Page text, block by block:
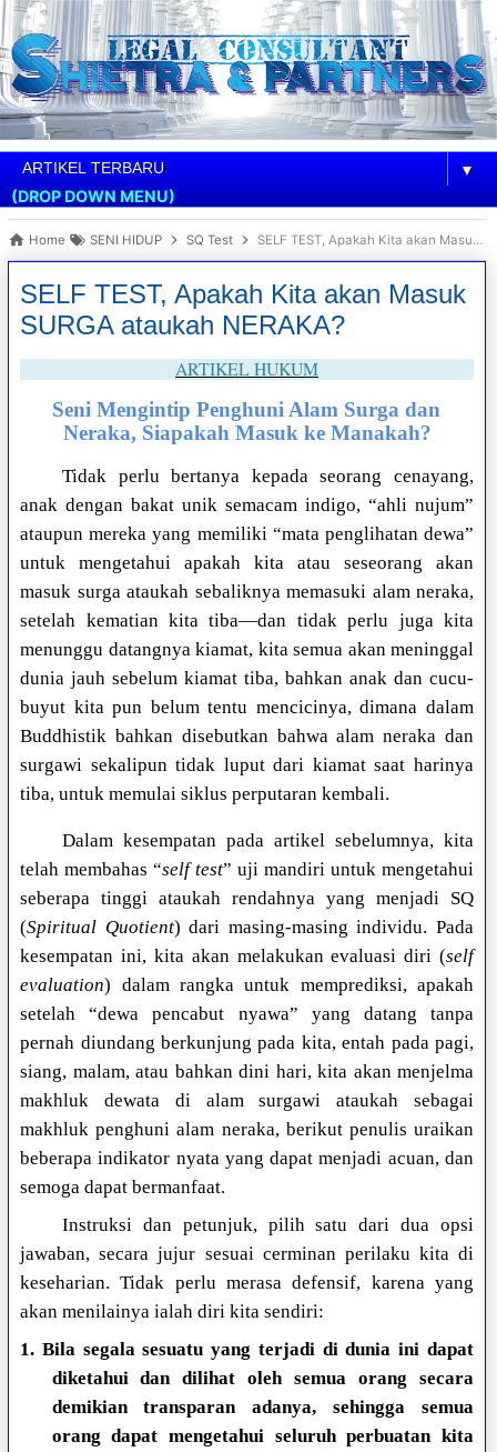
▼
(DROP DOWN MENU)
Home SENI HIDUP SQ Test SELF TEST, Apakah Kita akan Masuk SURGA ataukah NERAKA?
SELF TEST, Apakah Kita akan Masuk
SURGA ataukah NERAKA?
ARTIKEL HUKUM
Seni Mengintip Penghuni Alam Surga dan
Neraka, Siapakah Masuk ke Manakah?
Tidak perlu bertanya kepada seorang cenayang,
anak dengan bakat unik semacam indigo, “ahli nujum”
ataupun mereka yang memiliki “mata penglihatan dewa”
untuk mengetahui apakah kita atau seseorang akan
masuk surga ataukah sebaliknya memasuki alam neraka,
setelah kematian kita tiba—dan tidak perlu juga kita
menunggu datangnya kiamat, kita semua akan meninggal
dunia jauh sebelum kiamat tiba, bahkan anak dan cucu-
buyut kita pun belum tentu mencicinya, dimana dalam
Buddhistik bahkan disebutkan bahwa alam neraka dan
surgawi sekalipun tidak luput dari kiamat saat harinya
tiba, untuk memulai siklus perputaran kembali.
Dalam kesempatan pada artikel sebelumnya, kita
telah membahas “self test” uji mandiri untuk mengetahui
seberapa tinggi ataukah rendahnya yang menjadi SQ
(Spiritual Quotient) dari masing-masing individu. Pada
kesempatan ini, kita akan melakukan evaluasi diri (self
evaluation) dalam rangka untuk memprediksi, apakah
setelah “dewa pencabut nyawa” yang datang tanpa
pernah diundang berkunjung pada kita, entah pada pagi,
siang, malam, atau bahkan dini hari, kita akan menjelma
makhluk dewata di alam surgawi ataukah sebagai
makhluk penghuni alam neraka, berikut penulis uraikan
beberapa indikator nyata yang dapat menjadi acuan, dan
semoga dapat bermanfaat.
Instruksi dan petunjuk, pilih satu dari dua opsi
jawaban, secara jujur sesuai cerminan perilaku kita di
keseharian. Tidak perlu merasa defensif, karena yang
akan menilainya ialah diri kita sendiri:
1. Bila segala sesuatu yang terjadi di dunia ini dapat
diketahui dan dilihat oleh semua orang secara
demikian transparan adanya, sehingga semua
orang dapat mengetahui seluruh perbuatan kita